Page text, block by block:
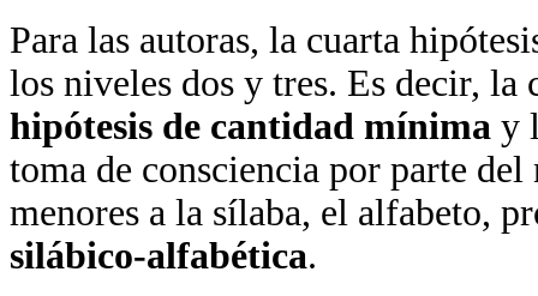
Para las autoras, la cuarta
los niveles dos y tres. Es decir,
hipótesis de cantidad mínima y
toma de consciencia por parte
menores a la sílaba, el alfabeto,
silábico-alfabética.